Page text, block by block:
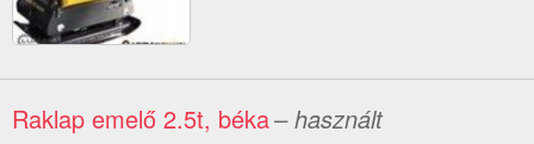
Raklap emelő 2.5t, béka– használt